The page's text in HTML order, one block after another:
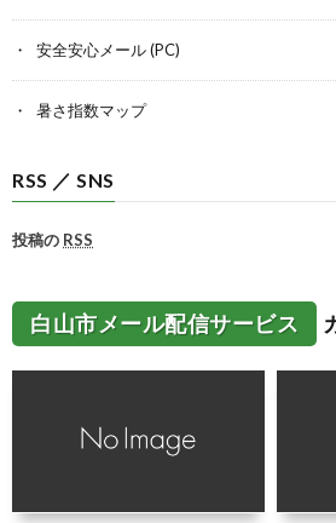
安全安心メール (PC)
暑さ指数マップ
RSS ／ SNS
投稿の RSS
白山市メール配信サービス